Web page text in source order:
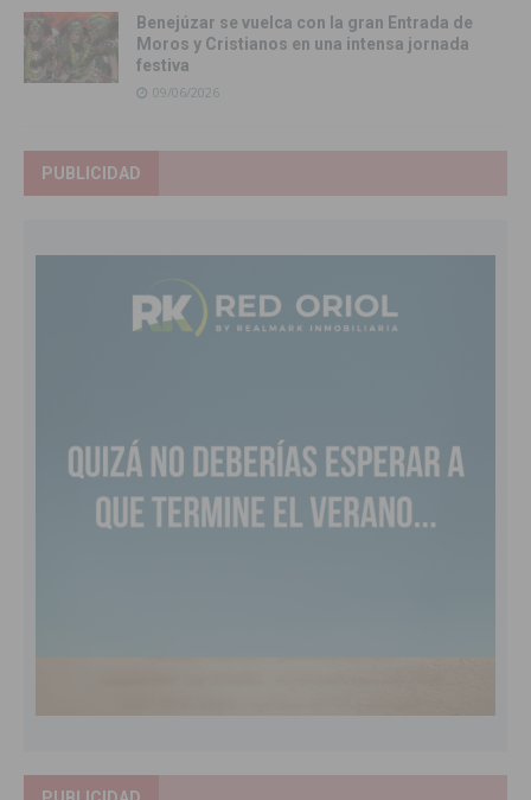
Benejúzar se vuelca con la gran Entrada de
Moros y Cristianos en una intensa jornada
festiva
09/06/2026
PUBLICIDAD